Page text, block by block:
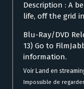
Description : A
life, off the grid
Blu-Ray/DVD
13) Go to
information.
Voir Land en
Impossible de